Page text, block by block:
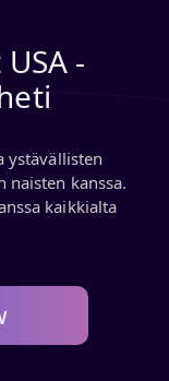
-
ystävällisten
kanssa.
kaikkialta